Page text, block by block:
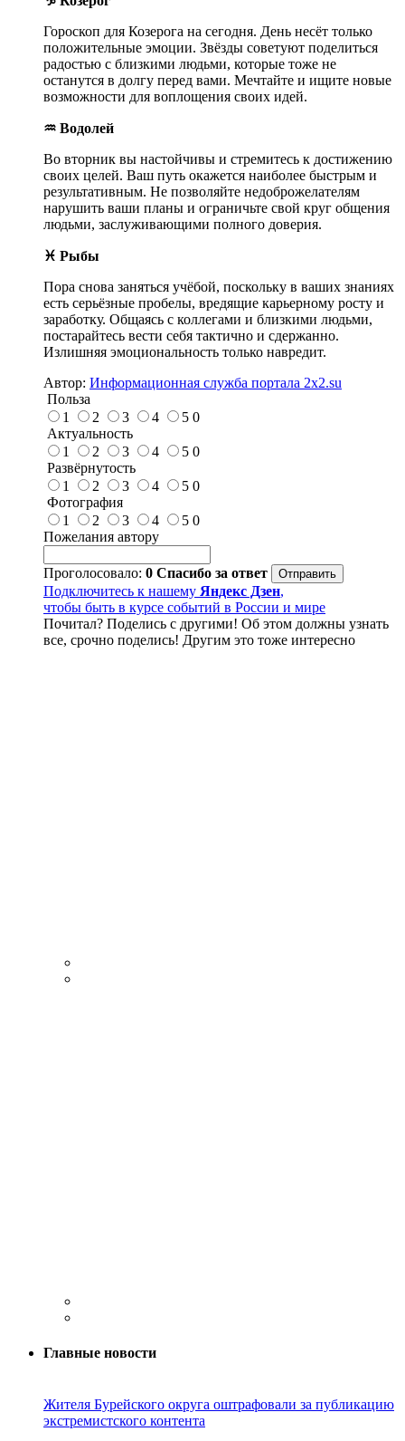
Гороскоп для Козерога на сегодня. День несёт только
положительные эмоции. Звёзды советуют поделиться
радостью с близкими людьми, которые тоже не
останутся в долгу перед вами. Мечтайте и ищите новые
возможности для воплощения своих идей.
♒ Водолей
Во вторник вы настойчивы и стремитесь к достижению
своих целей. Ваш путь окажется наиболее быстрым и
результативным. Не позволяйте недоброжелателям
нарушить ваши планы и ограничьте свой круг общения
людьми, заслуживающими полного доверия.
♓ Рыбы
Пора снова заняться учёбой, поскольку в ваших знаниях
есть серьёзные пробелы, вредящие карьерному росту и
заработку. Общаясь с коллегами и близкими людьми,
постарайтесь вести себя тактично и сдержанно.
Излишняя эмоциональность только навредит.
Автор: Информационная служба портала 2x2.su
Польза
1
2 3 4 5 0
Актуальность
1
2 3 4 5 0
Развёрнутость
1
2 3 4 5 0
Фотография
1
2 3 4 5 0
Пожелания автору
Проголосовало: 0 Спасибо за ответ
Подключитесь к нашему Яндекс Дзен,
чтобы быть в курсе событий в России и мире
Почитал? Поделись с другими! Об этом должны узнать
все, срочно поделись! Другим это тоже интересно
Главные новости
Жителя Бурейского округа оштрафовали за публикацию
экстремистского контента